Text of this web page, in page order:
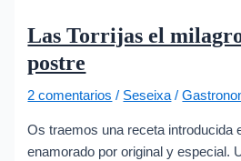
Las Torrijas el
postre
2 comentarios / Seseixa/
Os traemos una receta introducida
enamorado por original y especial.